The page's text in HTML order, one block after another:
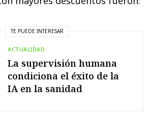
TE PUEDE INTERESAR
ACTUALIDAD
La supervisión humana
condiciona el éxito de la
IA en la sanidad